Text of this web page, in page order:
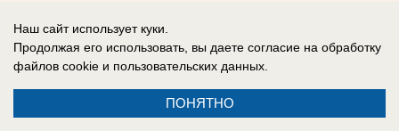
Наш сайт использует куки.
Продолжая его использовать, вы даете согласие на обработку
файлов cookie и пользовательских данных.
ПОНЯТНО